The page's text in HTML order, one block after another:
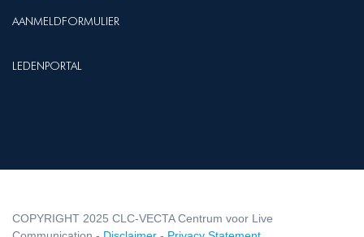
AANMELDFORMULIER
LEDENPORTAL
COPYRIGHT 2025 CLC-VECTA Centrum voor Live